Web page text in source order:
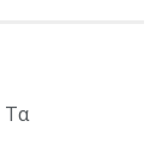
Τα